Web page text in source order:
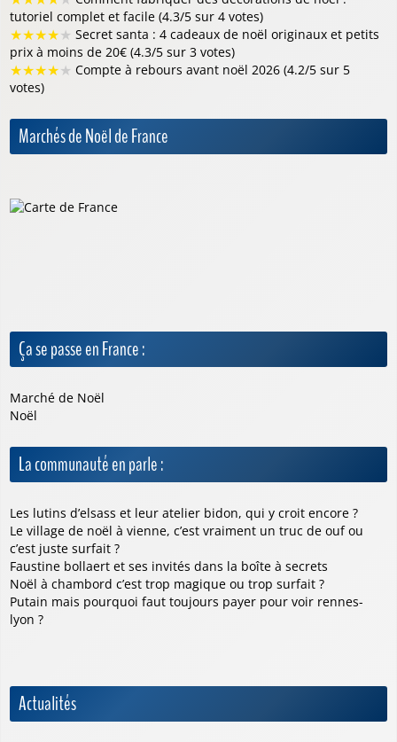
tutoriel complet et facile (4.3/5 sur 4 votes)
★★★★★ Secret santa : 4 cadeaux de noël originaux et petits
prix à moins de 20€ (4.3/5 sur 3 votes)
★★★★★ Compte à rebours avant noël 2026 (4.2/5 sur 5
votes)
Marchés de Noël de France
Ça se passe en France :
Marché de Noël
Noël
La communauté en parle :
Les lutins d’elsass et leur atelier bidon, qui y croit encore ?
Le village de noël à vienne, c’est vraiment un truc de ouf ou
c’est juste surfait ?
Faustine bollaert et ses invités dans la boîte à secrets
Noël à chambord c’est trop magique ou trop surfait ?
Putain mais pourquoi faut toujours payer pour voir rennes-
lyon ?
Actualités